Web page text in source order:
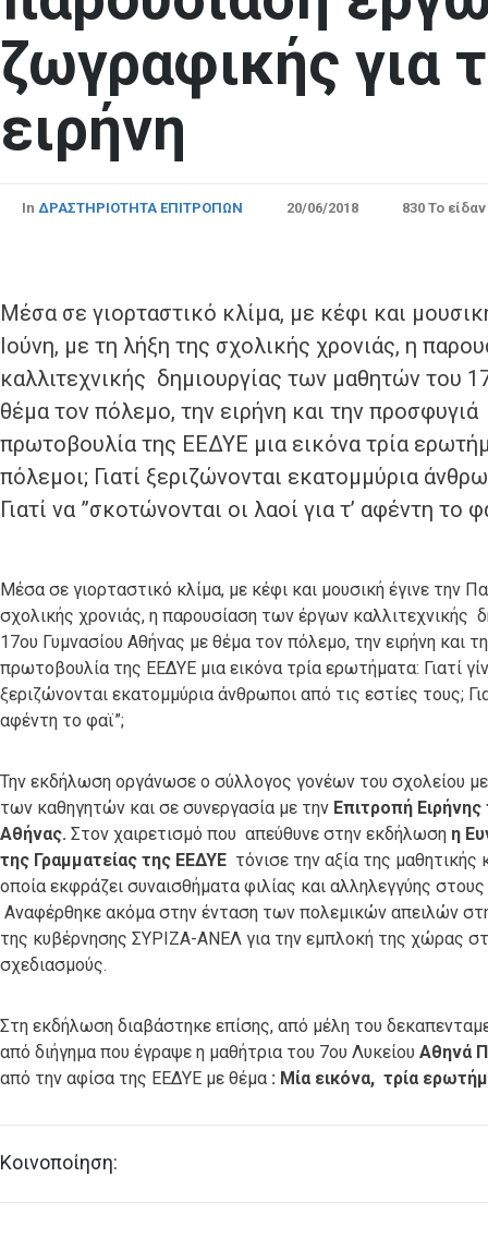
ζωγραφικής για
ειρήνη
In ΔΡΑΣΤΗΡΙΟΤΗΤΑ ΕΠΙΤΡΟΠΩΝ 20/06/2018 830 Το είδαν
Μέσα σε γιορταστικό κλίμα, με κέφι και
Ιούνη, με τη λήξη της σχολικής χρονιάς, η
καλλιτεχνικής δημιουργίας των μαθητών του
θέμα τον πόλεμο, την ειρήνη και την
πρωτοβουλία της ΕΕΔΥΕ μια εικόνα τρία
πόλεμοι; Γιατί ξεριζώνονται εκατομμύρια
Γιατί να ”σκοτώνονται οι λαοί για τ’ αφέντη το
Μέσα σε γιορταστικό κλίμα, με κέφι και μουσική έγινε την
σχολικής χρονιάς, η παρουσίαση των έργων καλλιτεχνικής
17ου Γυμνασίου Αθήνας με θέμα τον πόλεμο, την ειρήνη και
πρωτοβουλία της ΕΕΔΥΕ μια εικόνα τρία ερωτήματα: Γιατί
ξεριζώνονται εκατομμύρια άνθρωποι από τις εστίες τους;
αφέντη το φαϊ”;
Την εκδήλωση οργάνωσε ο σύλλογος γονέων του σχολείου
των καθηγητών και σε συνεργασία με την Επιτροπή Ειρήνης
Αθήνας. Στον χαιρετισμό που απεύθυνε στην εκδήλωση η
της Γραμματείας της ΕΕΔΥΕ τόνισε την αξία της μαθητικής
οποία εκφράζει συναισθήματα φιλίας και αλληλεγγύης
Αναφέρθηκε ακόμα στην ένταση των πολεμικών απειλών στη
της κυβέρνησης ΣΥΡΙΖΑ-ΑΝΕΛ για την εμπλοκή της χώρας
σχεδιασμούς.
Στη εκδήλωση διαβάστηκε επίσης, από μέλη του
από διήγημα που έγραψε η μαθήτρια του 7ου Λυκείου Αθηνά
από την αφίσα της ΕΕΔΥΕ με θέμα : Μία εικόνα, τρία
Κοινοποίηση: